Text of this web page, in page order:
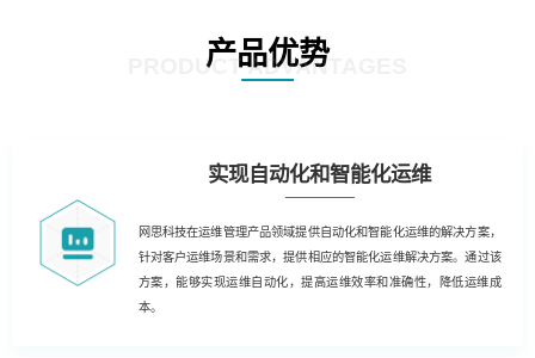
产品优势
PRODUCT ADVANTAGES
实现自动化和智能化运维
网思科技在运维管理产品领域提供自动化和智能化运维的解决方案，
针对客户运维场景和需求，提供相应的智能化运维解决方案。通过该
方案，能够实现运维自动化，提高运维效率和准确性，降低运维成
本。